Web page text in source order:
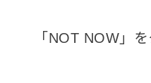
「NOT NOW」